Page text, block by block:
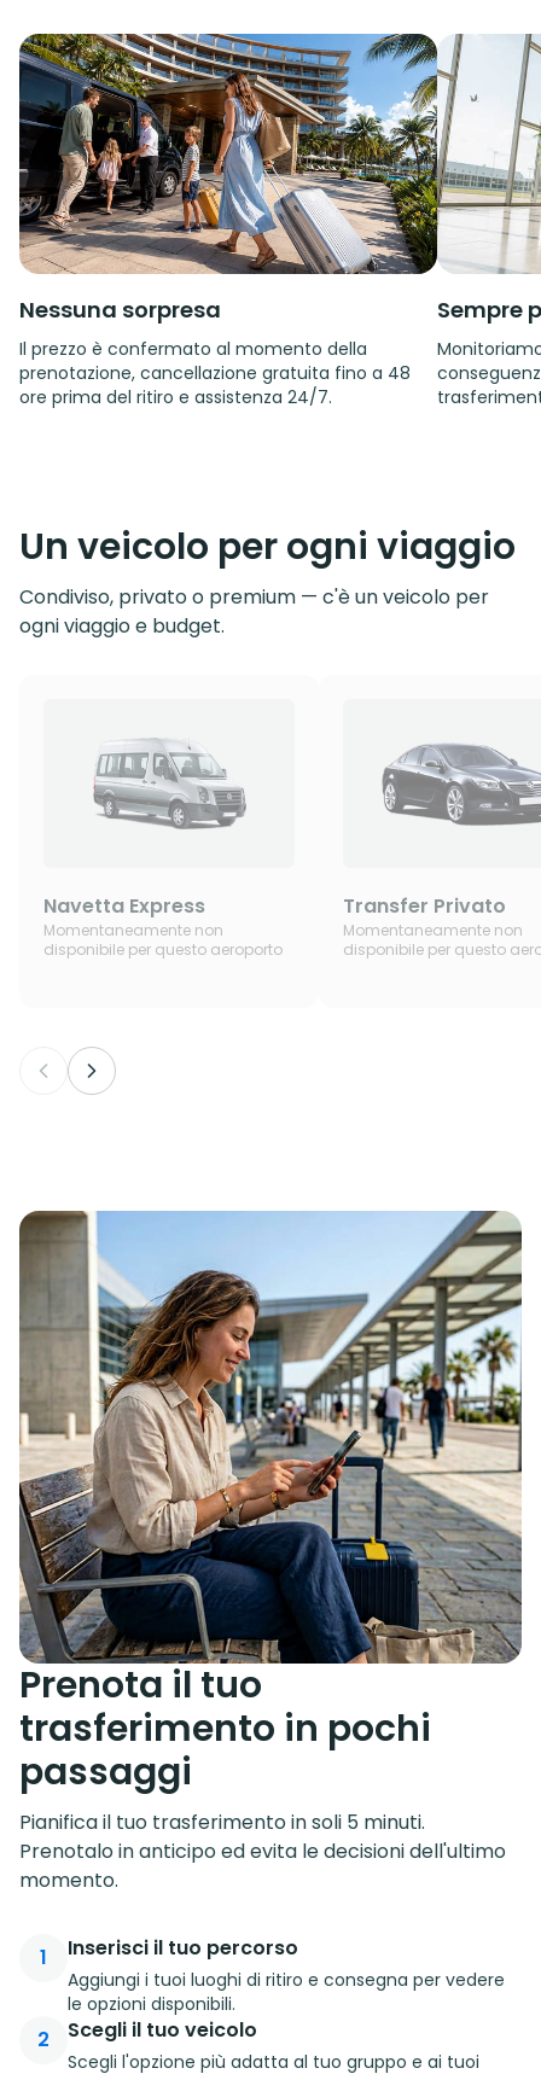
Nessuna sorpresa
Il prezzo è confermato al momento della
prenotazione, cancellazione gratuita fino a 48
ore prima del ritiro e assistenza 24/7.
Sempre
Un veicolo per ogni viaggio
Condiviso, privato o premium — c'è un veicolo per
ogni viaggio e budget.
Navetta Express
Momentaneamente non
disponibile per questo aeroporto
Transfer Privato
Momentaneamente non
disponibile per questo
Prenota il tuo
trasferimento in pochi
passaggi
Pianifica il tuo trasferimento in soli 5 minuti.
Prenotalo in anticipo ed evita le decisioni dell'ultimo
momento.
1 Inserisci il tuo percorso
Aggiungi i tuoi luoghi di ritiro e consegna per vedere
le opzioni disponibili.
2 Scegli il tuo veicolo
Scegli l'opzione più adatta al tuo gruppo e ai tuoi